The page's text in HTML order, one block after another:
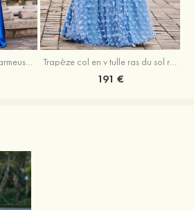
Robe trapèze col en v charmeuse traîne balayage robe de bal Trapèze col en v tulle ras du sol robe de bal avec papillon
191 €